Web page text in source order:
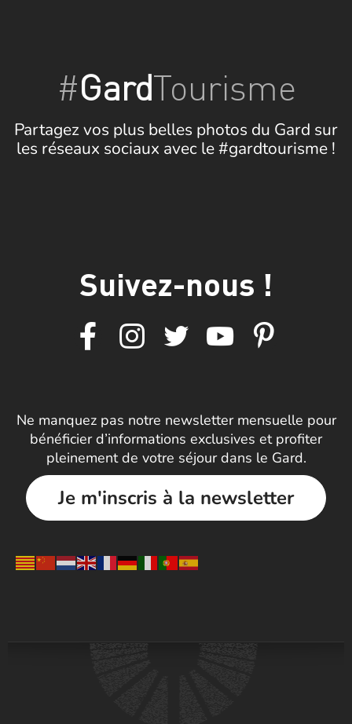
#GardTourisme
Partagez vos plus belles photos du Gard sur
les réseaux sociaux avec le #gardtourisme !
Suivez-nous !
Ne manquez pas notre newsletter mensuelle pour
bénéficier d’informations exclusives et profiter
pleinement de votre séjour dans le Gard.
Je m'inscris à la newsletter